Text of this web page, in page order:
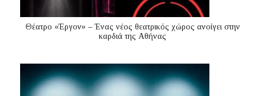
Θέατρο «Έργον» – Ένας νέος θεατρικός χώρος ανοίγει στην
καρδιά της Αθήνας